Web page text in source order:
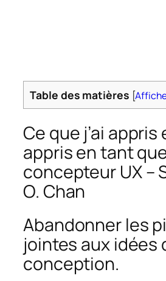
Table des matières [
Ce que j’ai appris
appris en tant
concepteur UX –
O. Chan
Abandonner les
jointes aux idées
conception.